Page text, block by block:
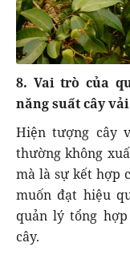
8. Vai trò của
năng suất cây vải
Hiện tượng cây
thường không
mà là sự kết hợp
muốn đạt hiệu
quản lý tổng
cây.